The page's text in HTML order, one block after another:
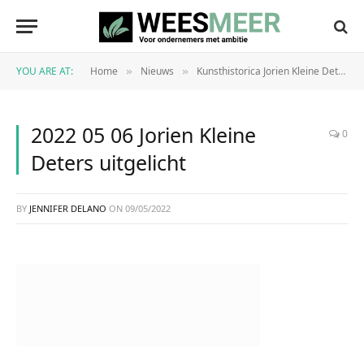
YOU ARE AT: Home » Nieuws » Kunsthistorica Jorien Kleine Deters lanceert kunstgids voor ondernemers
2022 05 06 Jorien Kleine
Deters uitgelicht
0
BY JENNIFER DELANO ON 09/05/2022